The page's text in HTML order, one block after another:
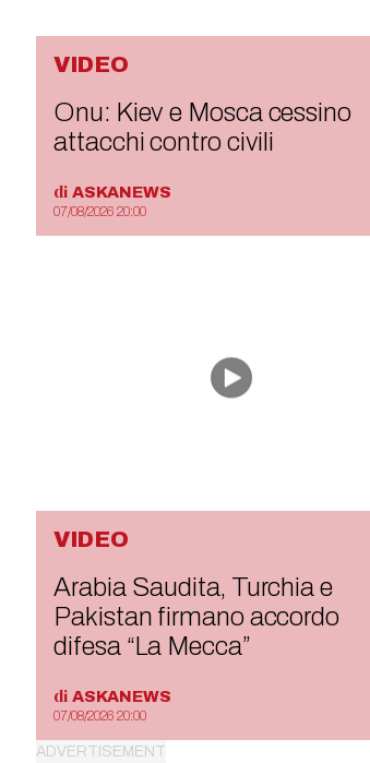
VIDEO
Onu: Kiev e Mosca cessino
attacchi contro civili
di ASKANEWS
07/08/2026 20:00
VIDEO
Arabia Saudita, Turchia e
Pakistan firmano accordo
difesa “La Mecca”
di ASKANEWS
07/08/2026 20:00